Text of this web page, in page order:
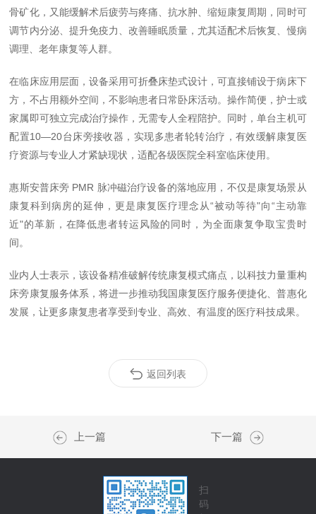
骨矿化，又能缓解术后疲劳与疼痛、抗水肿、缩短康复周期，同时可
调节内分泌、提升免疫力、改善睡眠质量，尤其适配术后恢复、慢病
调理、老年康复等人群。
在临床应用层面，设备采用可折叠床垫式设计，可直接铺设于病床下
方，不占用额外空间，不影响患者日常卧床活动。操作简便，护士或
家属即可独立完成治疗操作，无需专人全程陪护。同时，单台主机可
配置10—20台床旁接收器，实现多患者轮转治疗，有效缓解康复医
疗资源与专业人才紧缺现状，适配各级医院全科室临床使用。
惠斯安普床旁 PMR 脉冲磁治疗设备的落地应用，不仅是康复场景从
康复科到病房的延伸，更是康复医疗理念从“被动等待"向“主动靠
近"的革新，在降低患者转运风险的同时，为全面康复争取宝贵时
间。
业内人士表示，该设备精准破解传统康复模式痛点，以科技力量重构
床旁康复服务体系，将进一步推动我国康复医疗服务便捷化、普惠化
发展，让更多康复患者享受到专业、高效、有温度的医疗科技成果。
返回列表
上一篇 下一篇
扫
码